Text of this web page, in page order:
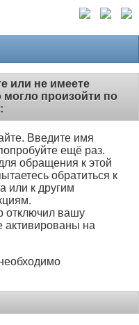
или не имеете
могло произойти по
Введите имя
ещё раз.
обращения к этой
обратиться к
или к другим
отключил вашу
активированы на